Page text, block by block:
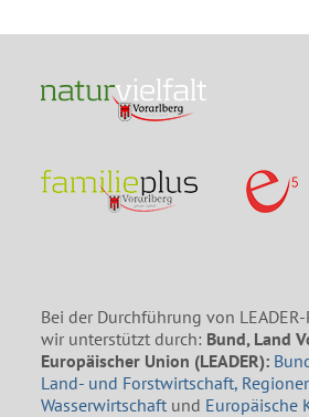
Bei der Durchführung von
wir unterstützt durch: Bund, Land
Europäischer Union (LEADER):
Land- und Forstwirtschaft,
Wasserwirtschaft und Europäische